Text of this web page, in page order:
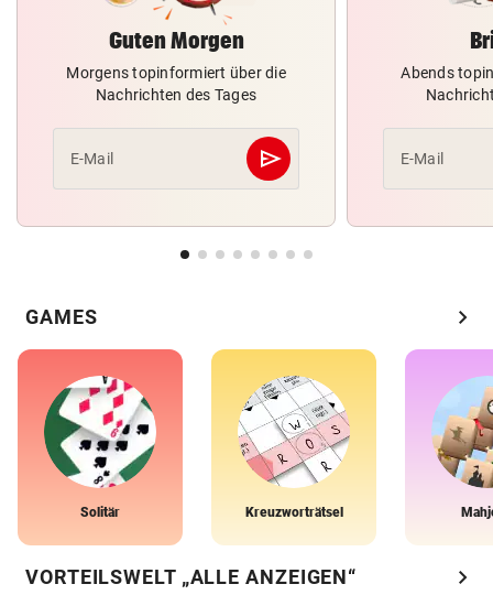
Guten Morgen
Morgens topinformiert über die
Nachrichten des Tages
E-Mail send
Abschicken
Abends
E-Mail
GAMES chevron_right
Solitär Kreuzworträtsel
VORTEILSWELT „ALLE ANZEIGEN“ chevron_right